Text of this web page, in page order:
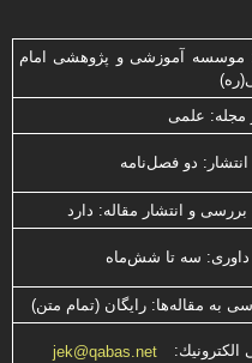
موسسه آموزشی و پژوهشی امام
مجله: علمی
دو فصل‌نامه
بررسی و انتشار مقاله: دارد
داوری: سه تا شش‌ماه
به مقاله‌ها: رایگان (تمام متن)
الكترونیك: jek@qabas.net